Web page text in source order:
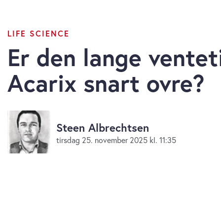
LIFE SCIENCE
Er den lange
Acarix snart ovre?
Steen Albrechtsen
tirsdag 25. november 2025 kl. 11:35